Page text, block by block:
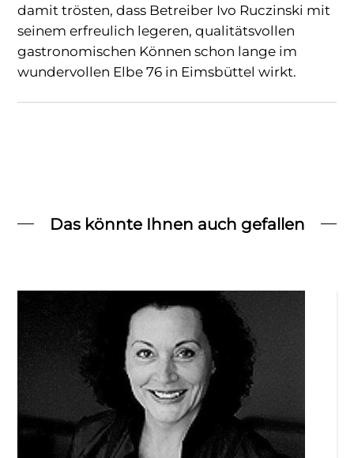
damit trösten, dass Betreiber Ivo Ruczinski mit
seinem erfreulich legeren, qualitätsvollen
gastronomischen Können schon lange im
wundervollen Elbe 76 in Eimsbüttel wirkt.
Das könnte Ihnen auch gefallen